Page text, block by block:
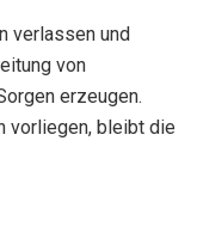
verlassen und
von
erzeugen.
vorliegen, bleibt die